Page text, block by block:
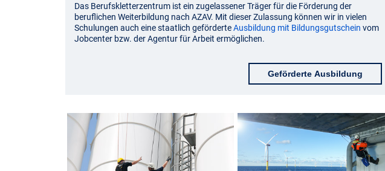
Das Berufskletterzentrum ist ein zugelassener Träger für die Förderung der
beruflichen Weiterbildung nach AZAV. Mit dieser Zulassung können wir in vielen
Schulungen auch eine staatlich geförderteAusbildung mit Bildungsgutschein vom
Jobcenter bzw. der Agentur für Arbeit ermöglichen.
Geförderte Ausbildung